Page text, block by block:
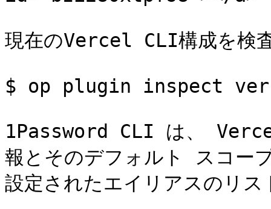
現在のVercel CLI構成を検
$ op plugin inspect
1Password CLI は、
報とそのデフォルト スコ
設定されたエイリアスのリス